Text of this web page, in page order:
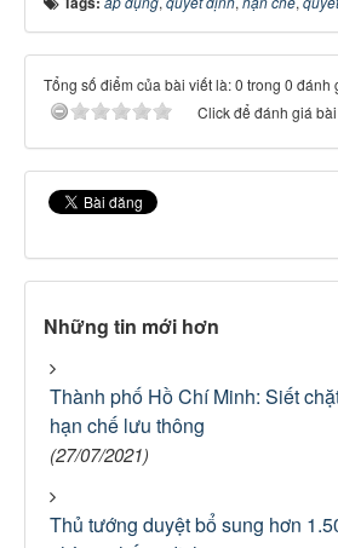
Tổng số điểm của bài viết là: 0 trong 0 đánh
Click để đánh giá
Những tin mới hơn
Thành phố Hồ Chí Minh: Siết
hạn chế lưu thông
(27/07/2021)
Thủ tướng duyệt bổ sung hơn